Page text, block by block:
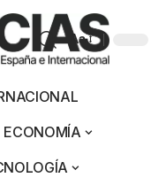
Aa
ECONOMÍA